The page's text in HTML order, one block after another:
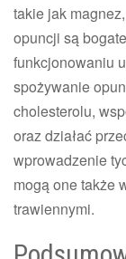
takie jak
opuncji są
funkcjonowaniu
spożywanie
cholesterolu,
oraz działać
wprowadzenie
mogą one także
trawiennymi.